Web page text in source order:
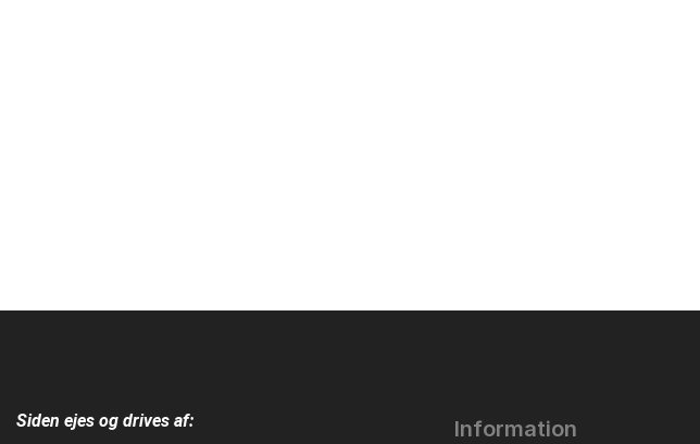
Siden ejes og drives af: Information